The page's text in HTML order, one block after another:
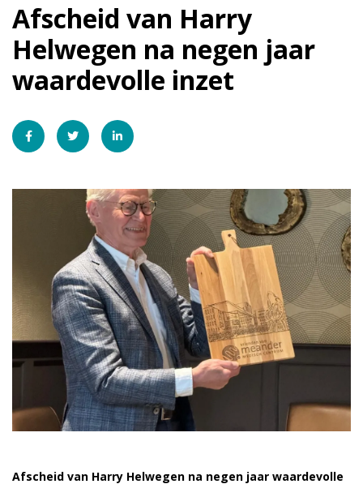
Gerealiseerde projecten
Wie zijn wij
Nieuws en verhalen
Onze vrienden
033 - 850 2014
Afscheid van Harry
Helwegen na negen jaar
waardevolle inzet
Afscheid van Harry Helwegen na negen jaar waardevolle